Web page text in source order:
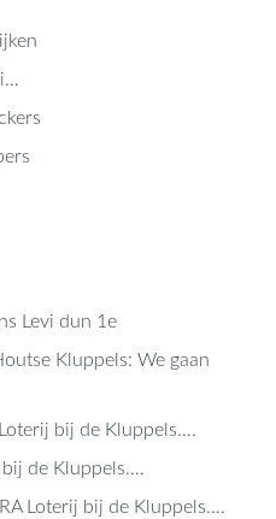
Levi dun 1e
Kluppels: We gaan
Loterij bij de Kluppels….
bij de Kluppels….
Loterij bij de Kluppels….